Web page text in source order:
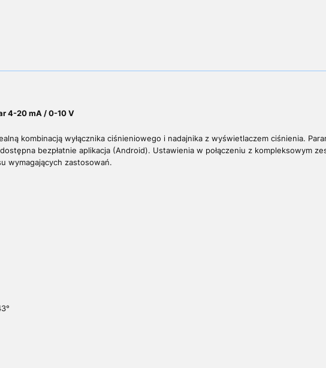
4-20 mA / 0-10 V
kombinacją wyłącznika ciśnieniowego i nadajnika z wyświetlaczem ciśnienia.
bezpłatnie aplikacja (Android). Ustawienia w połączeniu z kompleksowym
wymagających zastosowań.